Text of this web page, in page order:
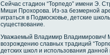
Сейчас стадион “Торпедо” имени Э.
Миши Прохорова. Из-за безмерной
играться в Подмосковье, детские
существование.
Уважаемый Владимир Владимирович!
возрождению славных традиций
детских школ и использования